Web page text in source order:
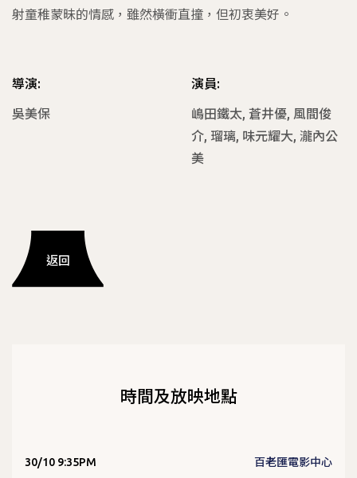
射童稚蒙昧的情感，雖然橫衝直撞，但初衷美好。
導演:
吳美保
演員:
嶋田鐵太, 蒼井優, 風間俊
介, 瑠璃, 味元耀大, 瀧內公
美
返回
時間及放映地點
30/10 9:35PM 百老匯電影中心